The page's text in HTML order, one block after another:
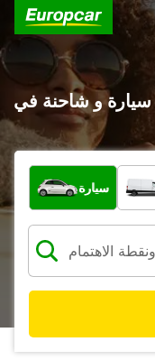
ما نوع المركبة؟
سيارة